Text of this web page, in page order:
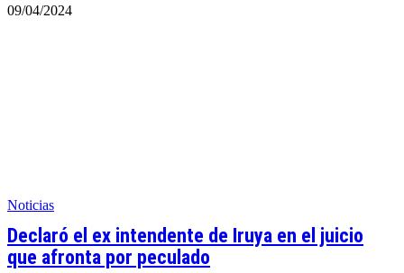
09/04/2024
Noticias
Declaró el ex intendente de Iruya en el juicio
que afronta por peculado